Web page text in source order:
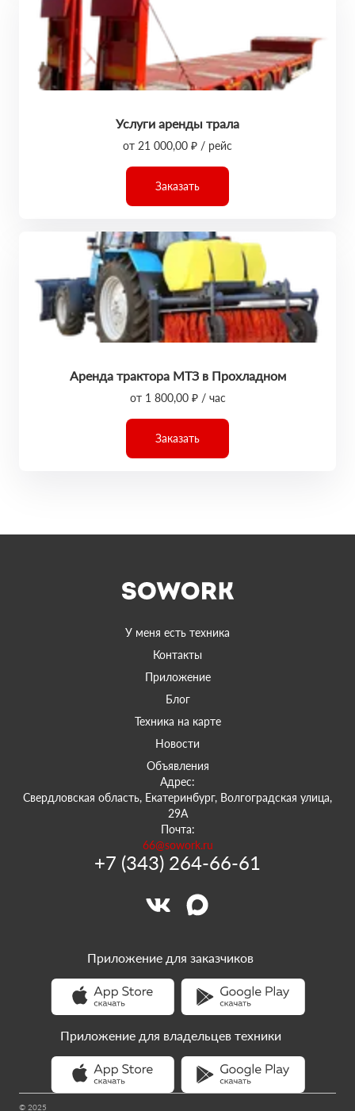
Услуги аренды трала
от 21 000,00 ₽ / рейс
Заказать
Аренда трактора МТЗ в Прохладном
от 1 800,00 ₽ / час
Заказать
У меня есть техника
Контакты
Приложение
Блог
Техника на карте
Новости
Объявления
Адрес:
Свердловская область, Екатеринбург, Волгоградская улица,
29А
Почта:
66@sowork.ru
+7 (343) 264-66-61
© 2025
Приложение для заказчиков
Приложение для владельцев техники